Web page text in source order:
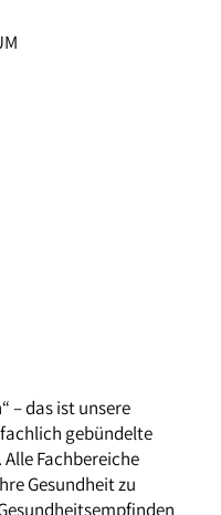
– das ist unsere
gebündelte
Fachbereiche
Gesundheit zu